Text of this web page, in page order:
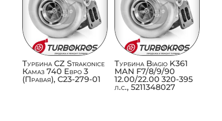
Турбина CZ Strakonice
Камаз 740 Евро 3
(Правая), C23-279-01
Турбина Biagio K361
MAN F7/8/9/90
12.00/22.00 320-395
л.с., 5211348027